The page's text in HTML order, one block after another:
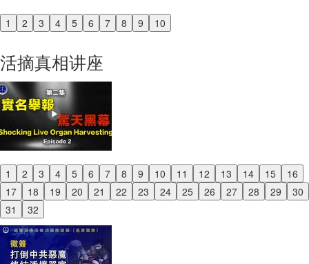
1 2 3 4 5 6 7 8 9 10
Previous
活摘真相讲座
1 2 3 4 5 6 7 8 9 10 11 12 13 14 15
16
17
18 19 20 21 22 23 24 25 26 27 28 29
30
31
32
Previous
Next